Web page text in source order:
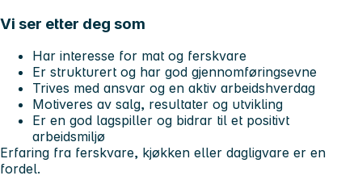
Vi ser etter deg som
Har interesse for mat og ferskvare
Er strukturert og har god gjennomføringsevne
Trives med ansvar og en aktiv arbeidshverdag
Motiveres av salg, resultater og utvikling
Er en god lagspiller og bidrar til et positivt
arbeidsmiljø
Erfaring fra ferskvare, kjøkken eller dagligvare er en
fordel.